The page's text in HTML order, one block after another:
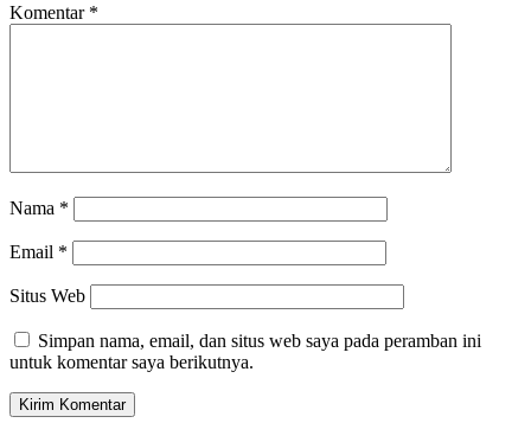
Komentar *
Nama *
Email *
Situs Web
Simpan nama, email, dan situs web saya pada peramban ini
untuk komentar saya berikutnya.